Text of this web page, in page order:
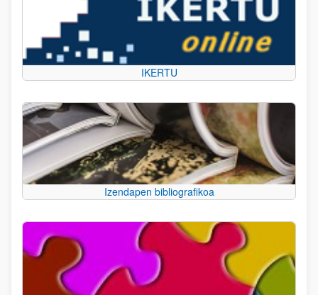
IKERTU
Izendapen bibliografikoa